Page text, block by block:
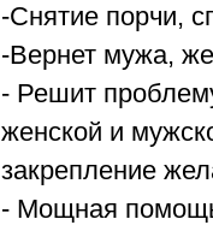
-Снятие порчи,
-Вернет мужа,
- Решит
женской и
закрепление
- Мощная